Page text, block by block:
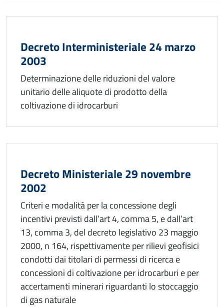
Decreto Interministeriale 24 marzo
2003
Determinazione delle riduzioni del valore
unitario delle aliquote di prodotto della
coltivazione di idrocarburi
Decreto Ministeriale 29 novembre
2002
Criteri e modalità per la concessione degli
incentivi previsti dall’art 4, comma 5, e dall’art
13, comma 3, del decreto legislativo 23 maggio
2000, n 164, rispettivamente per rilievi geofisici
condotti dai titolari di permessi di ricerca e
concessioni di coltivazione per idrocarburi e per
accertamenti minerari riguardanti lo stoccaggio
di gas naturale